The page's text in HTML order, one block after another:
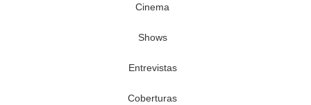
Cinema
Shows
Entrevistas
Coberturas